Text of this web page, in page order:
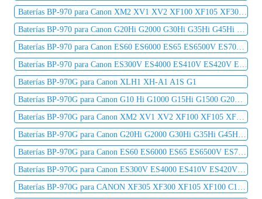
Baterías BP-970 para Canon XM2 XV1 XV2 XF100 XF105 XF300 XF305 C2 DM-MV1 DM-MV10
Baterías BP-970 para Canon G20Hi G2000 G30Hi G35Hi G45Hi MV1 MV10 MV10i MV20 MV20i
Baterías BP-970 para Canon ES60 ES6000 ES65 ES6500V ES7000es ES7000V ES75 ES8000V
Baterías BP-970 para Canon ES300V ES4000 ES410V ES420V ES50 ES5000 ES520A ES55
Baterías BP-970G para Canon XLH1 XH-A1 A1S G1
Baterías BP-970G para Canon G10 Hi G1000 G15Hi G1500 G20Hi G2000 G30Hi G35Hi G45Hi
Baterías BP-970G para Canon XM2 XV1 XV2 XF100 XF105 XF300 XF305 C2 DM-MV1 DM-MV10
Baterías BP-970G para Canon G20Hi G2000 G30Hi G35Hi G45Hi MV1 MV10 MV10i MV20 MV20i
Baterías BP-970G para Canon ES60 ES6000 ES65 ES6500V ES7000es ES7000V ES75 ES8000V
Baterías BP-970G para Canon ES300V ES4000 ES410V ES420V ES50 ES5000 ES520A ES55
Baterías BP-970G para CANON XF305 XF300 XF105 XF100 C100 C300 C500